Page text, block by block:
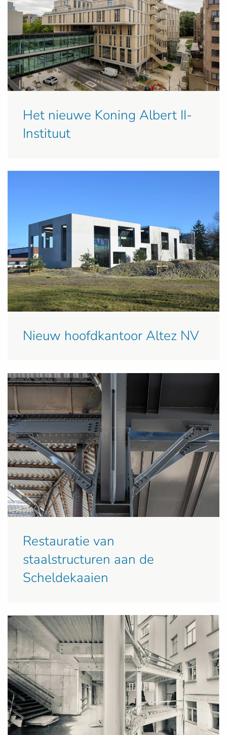
Het nieuwe Koning Albert II-
Instituut
Nieuw hoofdkantoor Altez NV
Restauratie van
staalstructuren aan de
Scheldekaaien